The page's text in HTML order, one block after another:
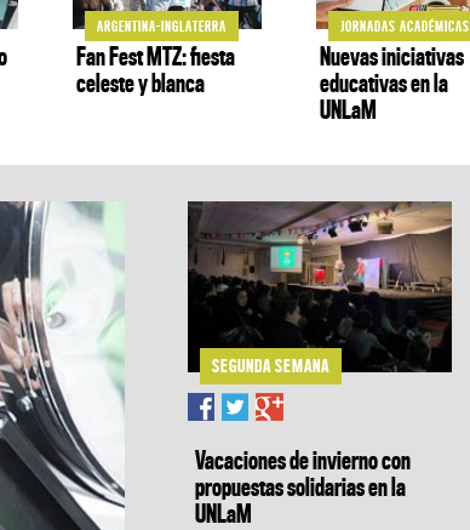
ARGENTINA-INGLATERRA
Fan Fest MTZ: fiesta
celeste y blanca
JORNADAS ACADÉMICAS
Nuevas iniciativas
educativas en la
UNLaM
SEGUNDA SEMANA
Vacaciones de invierno con
propuestas solidarias en la
UNLaM